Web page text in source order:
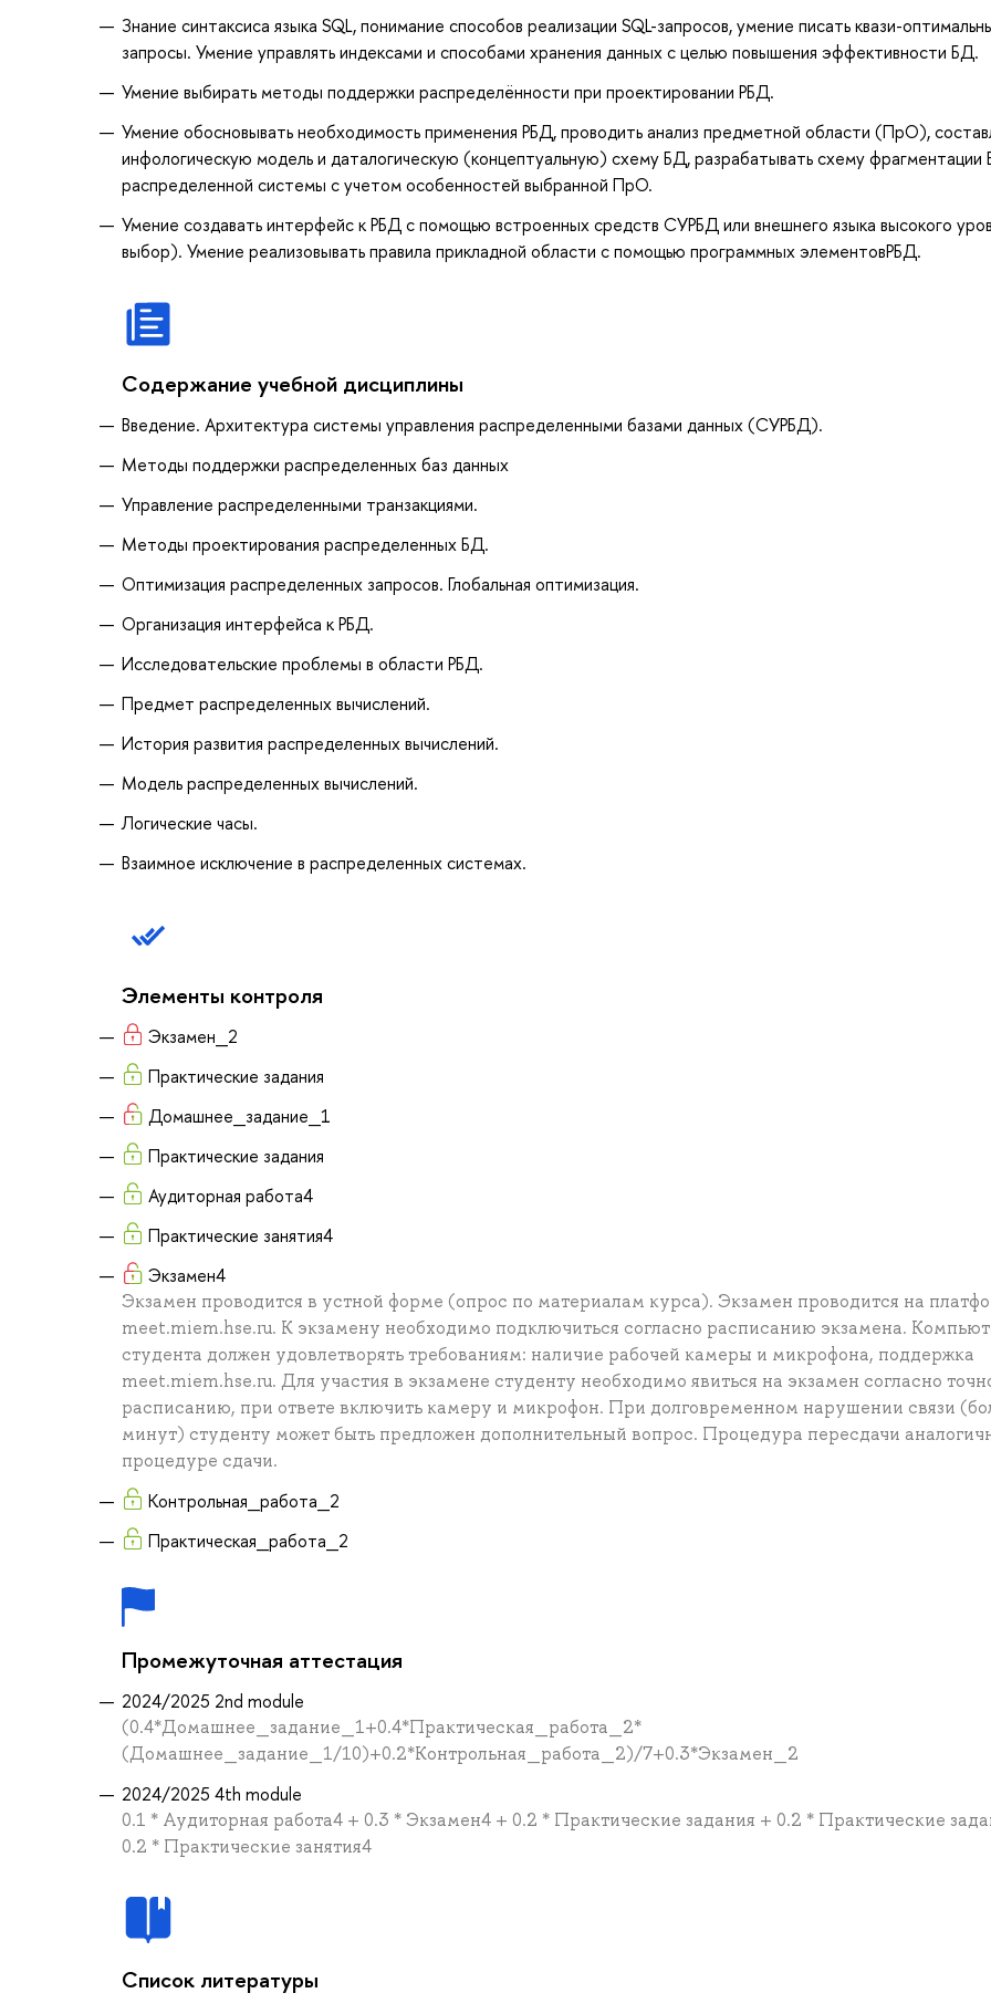
Знание синтаксиса языка SQL, понимание способов реализации SQL-запросов, умение писать квази-
запросы. Умение управлять индексами и способами хранения данных с целью повышения эффективности БД.
Умение выбирать методы поддержки распределённости при проектировании РБД.
Умение обосновывать необходимость применения РБД, проводить анализ предметной области (ПрО),
инфологическую модель и даталогическую (концептуальную) схему БД, разрабатывать схему фрагментации
распределенной системы с учетом особенностей выбранной ПрО.
Умение создавать интерфейс к РБД с помощью встроенных средств СУРБД или внешнего языка высокого
выбор). Умение реализовывать правила прикладной области с помощью программных элементовРБД.
Содержание учебной дисциплины
Введение. Архитектура системы управления распределенными базами данных (СУРБД).
Методы поддержки распределенных баз данных
Управление распределенными транзакциями.
Методы проектирования распределенных БД.
Оптимизация распределенных запросов. Глобальная оптимизация.
Организация интерфейса к РБД.
Исследовательские проблемы в области РБД.
Предмет распределенных вычислений.
История развития распределенных вычислений.
Модель распределенных вычислений.
Логические часы.
Взаимное исключение в распределенных системах.
Элементы контроля
Экзамен_2
Практические задания
Домашнее_задание_1
Практические задания
Аудиторная работа4
Практические занятия4
Экзамен4
Экзамен проводится в устной форме (опрос по материалам курса). Экзамен проводится на
meet.miem.hse.ru. К экзамену необходимо подключиться согласно расписанию экзамена.
студента должен удовлетворять требованиям: наличие рабочей камеры и микрофона, поддержка
meet.miem.hse.ru. Для участия в экзамене студенту необходимо явиться на экзамен согласно
расписанию, при ответе включить камеру и микрофон. При долговременном нарушении связи
минут) студенту может быть предложен дополнительный вопрос. Процедура пересдачи
процедуре сдачи.
Контрольная_работа_2
Практическая_работа_2
Промежуточная аттестация
2024/2025 2nd module
(0.4*Домашнее_задание_1+0.4*Практическая_работа_2*
(Домашнее_задание_1/10)+0.2*Контрольная_работа_2)/7+0.3*Экзамен_2
2024/2025 4th module
0.1 * Аудиторная работа4 + 0.3 * Экзамен4 + 0.2 * Практические задания + 0.2 * Практические
0.2 * Практические занятия4
Список литературы